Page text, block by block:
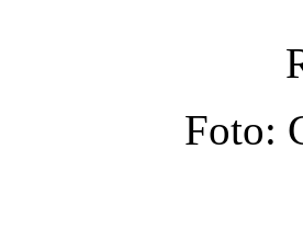
Foto: